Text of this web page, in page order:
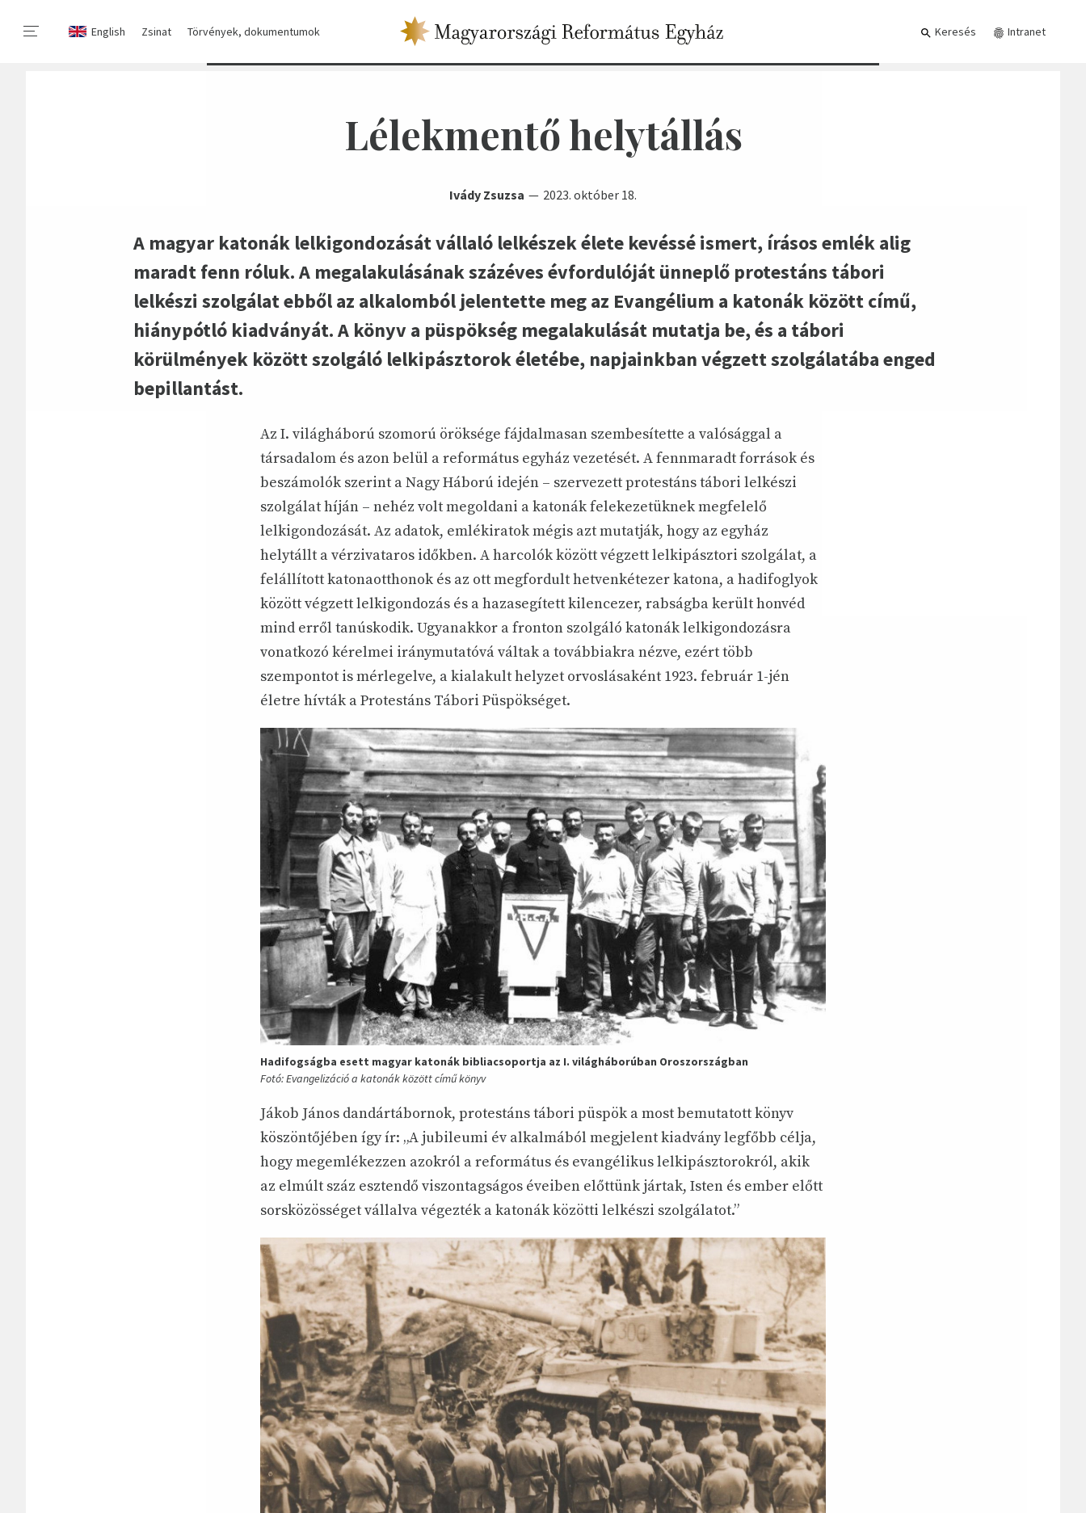
English Zsinat Törvények, dokumentumok Keresés Intranet
Lélekmentő helytállás
Ivády Zsuzsa 2023. október 18.
A magyar katonák lelkigondozását vállaló lelkészek élete kevéssé ismert, írásos emlék alig
maradt fenn róluk. A megalakulásának százéves évfordulóját ünneplő protestáns tábori
lelkészi szolgálat ebből az alkalomból jelentette meg az Evangélium a katonák között című,
hiánypótló kiadványát. A könyv a püspökség megalakulását mutatja be, és a tábori
körülmények között szolgáló lelkipásztorok életébe, napjainkban végzett szolgálatába enged
bepillantást.
Az I. világháború szomorú öröksége fájdalmasan szembesítette a valósággal a
társadalom és azon belül a református egyház vezetését. A fennmaradt források és
beszámolók szerint a Nagy Háború idején – szervezett protestáns tábori lelkészi
szolgálat híján – nehéz volt megoldani a katonák felekezetüknek megfelelő
lelkigondozását. Az adatok, emlékiratok mégis azt mutatják, hogy az egyház
helytállt a vérzivataros időkben. A harcolók között végzett lelkipásztori szolgálat, a
felállított katonaotthonok és az ott megfordult hetvenkétezer katona, a hadifoglyok
között végzett lelkigondozás és a hazasegített kilencezer, rabságba került honvéd
mind erről tanúskodik. Ugyanakkor a fronton szolgáló katonák lelkigondozásra
vonatkozó kérelmei iránymutatóvá váltak a továbbiakra nézve, ezért több
szempontot is mérlegelve, a kialakult helyzet orvoslásaként 1923. február 1-jén
életre hívták a Protestáns Tábori Püspökséget.
Hadifogságba esett magyar katonák bibliacsoportja az I. világháborúban Oroszországban
Fotó: Evangelizáció a katonák között című könyv
Jákob János dandártábornok, protestáns tábori püspök a most bemutatott könyv
köszöntőjében így ír: „A jubileumi év alkalmából megjelent kiadvány legfőbb célja,
hogy megemlékezzen azokról a református és evangélikus lelkipásztorokról, akik
az elmúlt száz esztendő viszontagságos éveiben előttünk jártak, Isten és ember előtt
sorsközösséget vállalva végezték a katonák közötti lelkészi szolgálatot.”